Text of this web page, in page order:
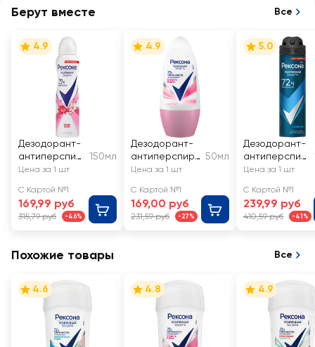
Берут вместе Все
4.9
Дезодорант-
антиперспир
ант спрей
РЕКСОНА
Яркий букет
150мл
Цена за 1 шт
С Картой №1
169,99 руб
315,79 руб -46%
4.9
Дезодорант-
антиперспира
нт роликовый
РЕКСОНА
Сухость пудры
50мл
Цена за 1 шт
С Картой №1
169,00 руб
231,59 руб -27%
5.0
Дезодорант-
антиперспир
ант спрей
РЕКСОНА Men
Кобальт
Цена за 1 шт
С Картой №1
239,99 руб
410,59 руб -41%
Похожие товары Все
4.6 4.8 4.9